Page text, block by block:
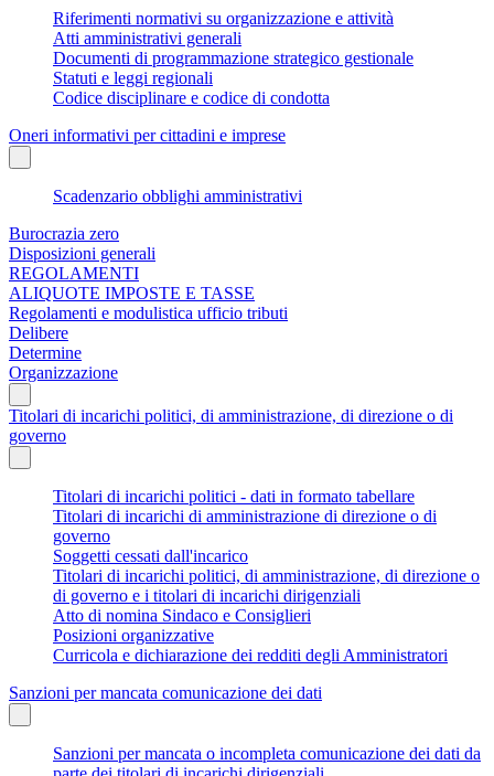
Riferimenti normativi su organizzazione e attività
Atti amministrativi generali
Documenti di programmazione strategico gestionale
Statuti e leggi regionali
Codice disciplinare e codice di condotta
Oneri informativi per cittadini e imprese
Scadenzario obblighi amministrativi
Burocrazia zero
Disposizioni generali
REGOLAMENTI
ALIQUOTE IMPOSTE E TASSE
Regolamenti e modulistica ufficio tributi
Delibere
Determine
Organizzazione
Titolari di incarichi politici, di amministrazione, di direzione o di
governo
Titolari di incarichi politici - dati in formato tabellare
Titolari di incarichi di amministrazione di direzione o di
governo
Soggetti cessati dall'incarico
Titolari di incarichi politici, di amministrazione, di direzione o
di governo e i titolari di incarichi dirigenziali
Atto di nomina Sindaco e Consiglieri
Posizioni organizzative
Curricola e dichiarazione dei redditi degli Amministratori
Sanzioni per mancata comunicazione dei dati
Sanzioni per mancata o incompleta comunicazione dei dati da